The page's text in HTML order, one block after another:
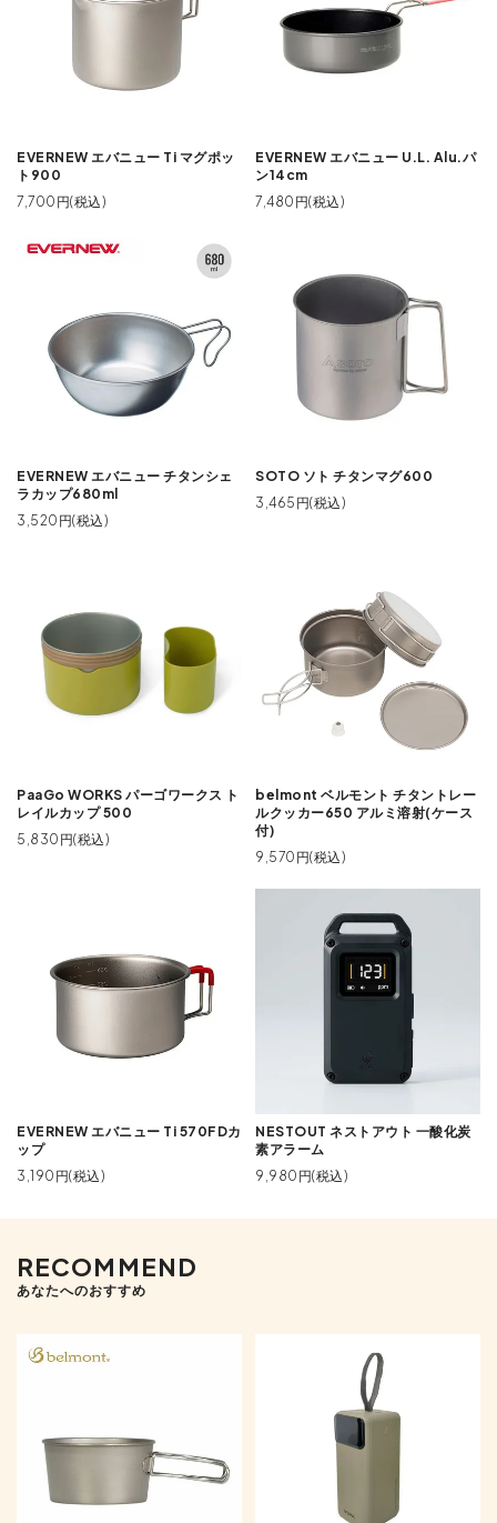
EVERNEW エバニュー Ti マグポッ
ト900
7,700円(税込)
EVERNEW エバニュー U.L. Alu.パ
ン14cm
7,480円(税込)
EVERNEW エバニュー チタンシェ
ラカップ680ml
3,520円(税込)
SOTO ソト チタンマグ600
3,465円(税込)
PaaGo WORKS パーゴワークス ト
レイルカップ 500
5,830円(税込)
belmont ベルモント チタントレー
ルクッカー650 アルミ溶射(ケース
付)
9,570円(税込)
EVERNEW エバニュー Ti 570FDカ
ップ
3,190円(税込)
NESTOUT ネストアウト 一酸化炭
素アラーム
9,980円(税込)
RECOMMEND
あなたへのおすすめ